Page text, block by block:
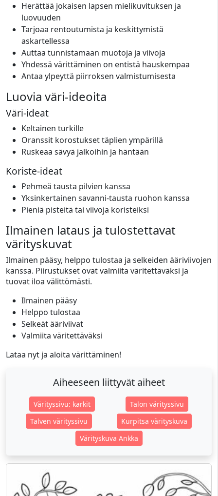
Herättää jokaisen lapsen mielikuvituksen ja
luovuuden
Tarjoaa rentoutumista ja keskittymistä
askartellessa
Auttaa tunnistamaan muotoja ja viivoja
Yhdessä värittäminen on entistä hauskempaa
Antaa ylpeyttä piirroksen valmistumisesta
Luovia väri-ideoita
Väri-ideat
Keltainen turkille
Oranssit korostukset täplien ympärillä
Ruskeaa sävyä jalkoihin ja häntään
Koriste-ideat
Pehmeä tausta pilvien kanssa
Yksinkertainen savanni-tausta ruohon kanssa
Pieniä pisteitä tai viivoja koristeiksi
Ilmainen lataus ja tulostettavat
värityskuvat
Ilmainen pääsy, helppo tulostaa ja selkeiden ääriviivojen
kanssa. Piirustukset ovat valmiita väritettäväksi ja
tuovat iloa välittömästi.
Ilmainen pääsy
Helppo tulostaa
Selkeät ääriviivat
Valmiita väritettäväksi
Lataa nyt ja aloita värittäminen!
Aiheeseen liittyvät aiheet
Värityssivu: karkit
Talon värityssivu
Talven värityssivu
Kurpitsa värityskuva
Värityskuva Ankka